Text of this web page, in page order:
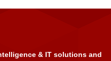
& IT solutions and